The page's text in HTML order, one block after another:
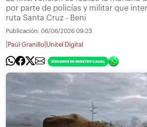
por parte de policías y militar que
ruta Santa Cruz - Beni
Publicación: 06/06/2026 09:23
Paúl Granillo Unitel Digital